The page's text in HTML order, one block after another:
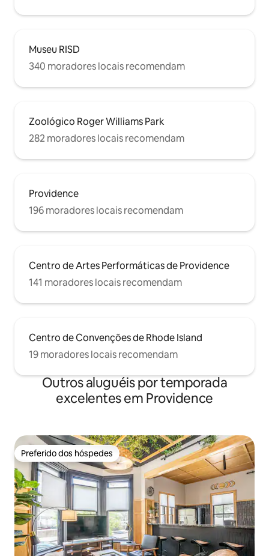
Museu RISD
340 moradores locais recomendam
Zoológico Roger Williams Park
282 moradores locais recomendam
Providence
196 moradores locais recomendam
Centro de Artes Performáticas de Providence
141 moradores locais recomendam
Centro de Convenções de Rhode Island
19 moradores locais recomendam
Outros aluguéis por temporada
excelentes em Providence
Preferido dos hóspedes
Preferido dos hóspedes